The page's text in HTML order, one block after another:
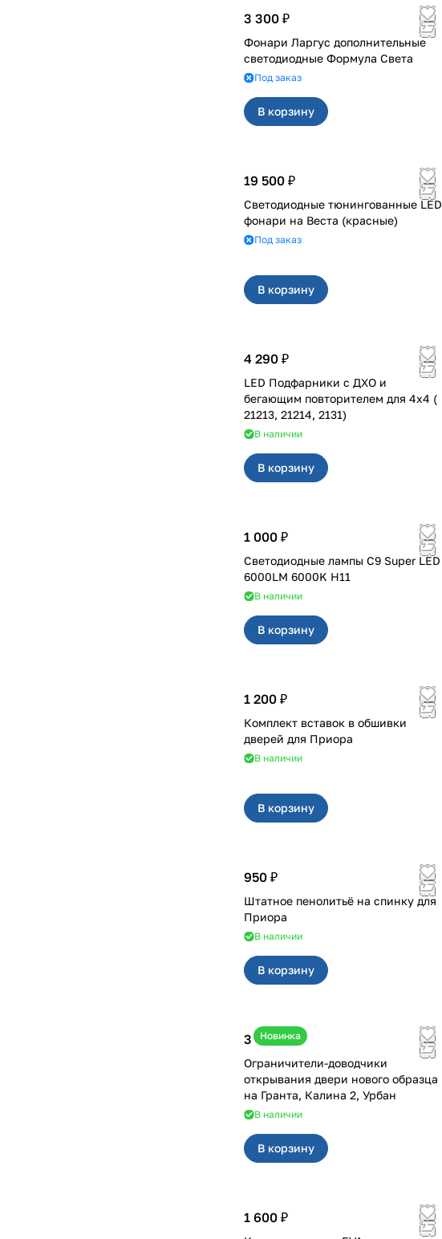
3 300 ₽
Фонари Ларгус дополнительные
светодиодные Формула Света
Под заказ
В корзину
19 500 ₽
Светодиодные тюнингованные LED
фонари на Веста (красные)
Под заказ
В корзину
4 290 ₽
LED Подфарники с ДХО и
бегающим повторителем для 4x4 (
21213, 21214, 2131)
В наличии
В корзину
1 000 ₽
Светодиодные лампы C9 Super LED
6000LM 6000K H11
В наличии
В корзину
1 200 ₽
Комплект вставок в обшивки
дверей для Приора
В наличии
В корзину
950 ₽
Штатное пенолитьё на спинку для
Приора
В наличии
В корзину
Новинка
3 400 ₽
Ограничители-доводчики
открывания двери нового образца
на Гранта, Калина 2, Урбан
В наличии
В корзину
1 600 ₽